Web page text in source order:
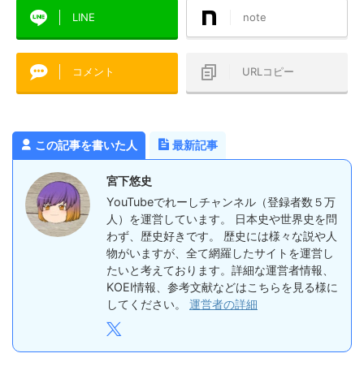
LINE note
コメント URLコピー
この記事を書いた人 最新記事
宮下悠史
YouTubeでれーしチャンネル（登録者数５万
人）を運営しています。 日本史や世界史を問
わず、歴史好きです。 歴史には様々な説や人
物がいますが、全て網羅したサイトを運営し
たいと考えております。詳細な運営者情報、
KOEI情報、参考文献などはこちらを見る様に
してください。 運営者の詳細